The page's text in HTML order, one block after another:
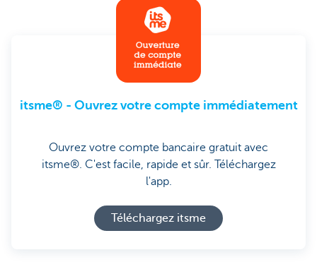
itsme® - Ouvrez votre compte immédiatement
Ouvrez votre compte bancaire gratuit avec
itsme®. C'est facile, rapide et sûr. Téléchargez
l'app.
Téléchargez itsme